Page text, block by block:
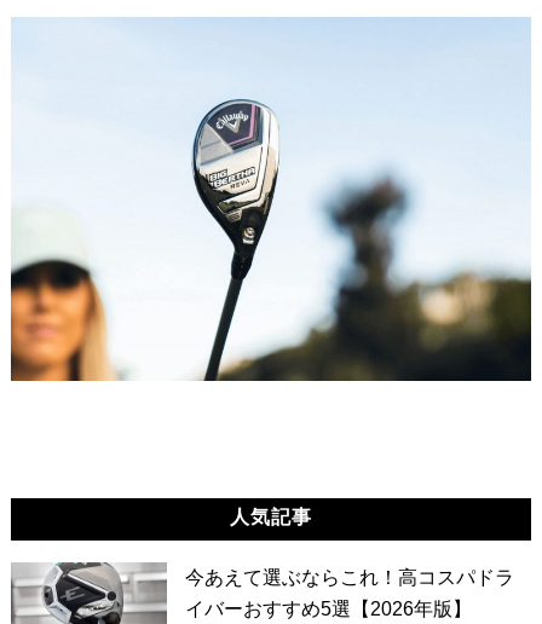
人気記事
今あえて選ぶならこれ！高コスパドラ
イバーおすすめ5選【2026年版】